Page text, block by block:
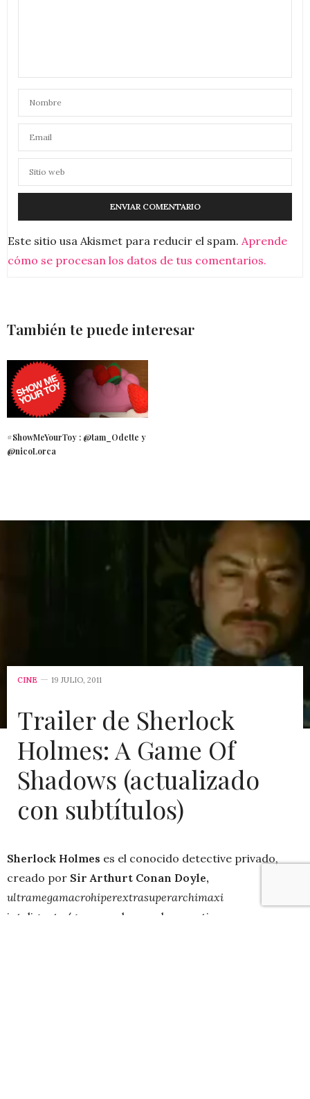
Este sitio usa Akismet para reducir el spam. Aprende
cómo se procesan los datos de tus comentarios.
También te puede interesar
#ShowMeYourToy : @tam_Odette y
@nicoLorca
CINE 19 JULIO, 2011
Trailer de Sherlock
Holmes: A Game Of
Shadows (actualizado
con subtítulos)
Sherlock Holmes es el conocido detective privado,
creado por Sir Arthurt Conan Doyle,
ultramegamacrohiperextrasuperarchimaxi
inteligente/guapo y observador que tiene como